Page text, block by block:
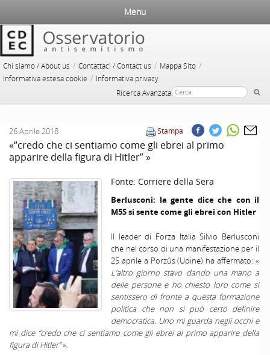
Chi siamo / About us / Contattaci / Contact us / Mappa Sito /
Informativa estesa cookie / Informativa privacy
Ricerca Avanzata
Menu
Stampa
26 Aprile 2018
«“credo che ci sentiamo come gli ebrei al primo
apparire della figura di Hitler” »
Fonte: Corriere della Sera
Berlusconi: la gente dice che con il
M5S si sente come gli ebrei con Hitler
Il leader di Forza Italia Silvio Berlusconi
che nel corso di una manifestazione per il
25 aprile a Porzûs (Udine) ha affermato: «
L’altro giorno stavo dando una mano a
delle persone e ho chiesto loro come si
sentissero di fronte a questa formazione
politica che non si può certo definire
democratica. Uno mi guarda negli occhi e
mi dice “credo che ci sentiamo come gli ebrei al primo apparire della
figura di Hitler”».